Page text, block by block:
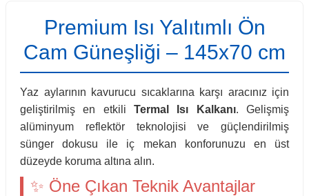
Premium Isı Yalıtımlı Ön
Cam Güneşliği – 145x70 cm
Yaz aylarının kavurucu sıcaklarına karşı aracınız için
geliştirilmiş en etkili Termal Isı Kalkanı. Gelişmiş
alüminyum reflektör teknolojisi ve güçlendirilmiş
sünger dokusu ile iç mekan konforunuzu en üst
düzeyde koruma altına alın.
✨ Öne Çıkan Teknik Avantajlar